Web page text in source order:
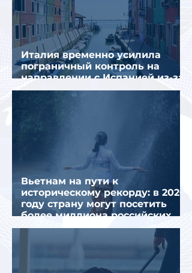
Италия временно усилила
пограничный контроль на
направлении с Испанией из-за
миграционного кризиса
Вьетнам на пути к
историческому рекорду: в 2026
году страну могут посетить
более миллиона российских
туристов